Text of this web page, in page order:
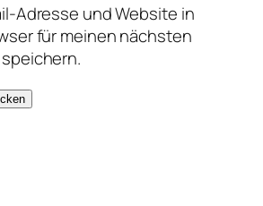
Adresse und Website in
für meinen nächsten